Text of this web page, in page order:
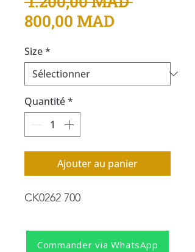
800,00 MAD
Size*
Quantité*
Ajouter au panier
CK0262 700
Commander via WhatsApp